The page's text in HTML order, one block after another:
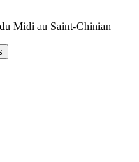
Midi au Saint-Chinian